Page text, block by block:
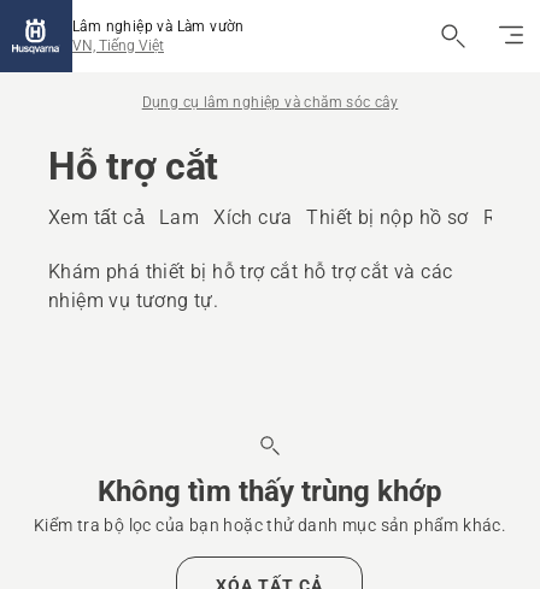
Lâm nghiệp và Làm vườn
VN, Tiếng Việt
Dụng cụ lâm nghiệp và chăm sóc cây
Hỗ trợ cắt
Xem tất cả Lam Xích cưa Thiết bị nộp hồ sơ Rìu
Khám phá thiết bị hỗ trợ cắt hỗ trợ cắt và các
nhiệm vụ tương tự.
Không tìm thấy trùng khớp
Kiểm tra bộ lọc của bạn hoặc thử danh mục sản phẩm khác.